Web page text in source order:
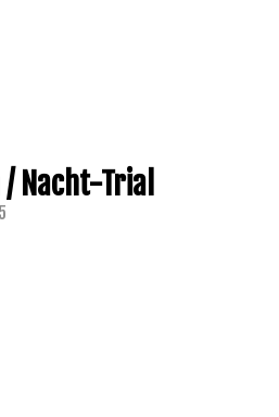
Nacht-Trial